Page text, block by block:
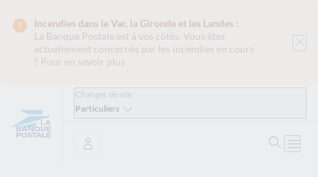
Incendies dans le Var, la Gironde et les Landes :
La Banque Postale est à vos côtés. Vous êtes
actuellement concernés par les incendies en cours
? Pour en savoir plus
Changer de site
Particuliers
Se connecter